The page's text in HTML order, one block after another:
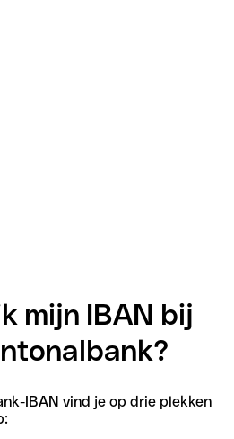
mijn IBAN bij
IBAN vind je op drie plekken